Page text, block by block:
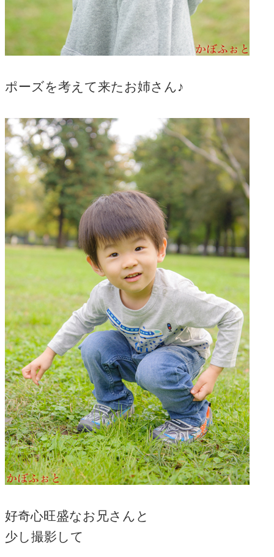
ポーズを考えて来たお姉さん♪
好奇心旺盛なお兄さんと
少し撮影して